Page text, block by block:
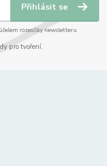
Přihlásit se
rozesílky newsletteru.
pro tvoření.